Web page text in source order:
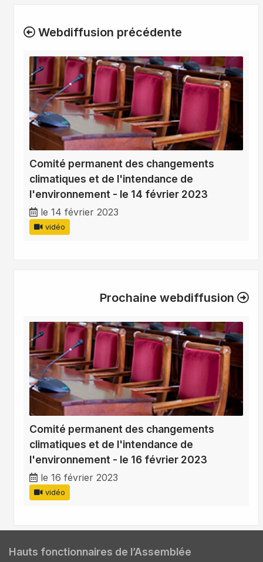
Webdiffusion précédente
Comité permanent des changements
climatiques et de l'intendance de
l'environnement - le 14 février 2023
le 14 février 2023
vidéo
Prochaine webdiffusion
Comité permanent des changements
climatiques et de l'intendance de
l'environnement - le 16 février 2023
le 16 février 2023
vidéo
Hauts fonctionnaires de l’Assemblée